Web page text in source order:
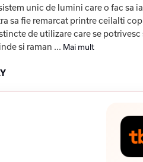
unic de lumini care o fac sa
sa fie remarcat printre ceilalti
de utilizare care se
si raman ... Mai mult